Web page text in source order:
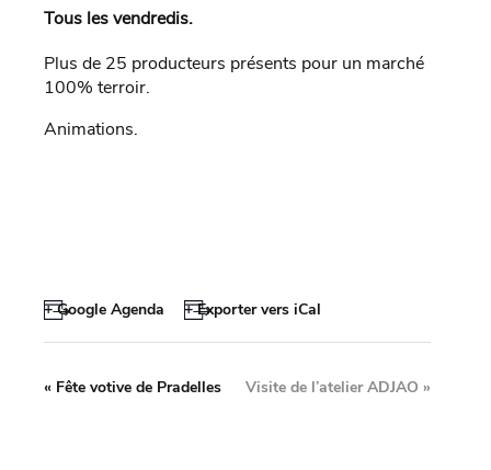
Tous les vendredis.
Plus de 25 producteurs présents pour un marché
100% terroir.
Animations.
+ Google Agenda + Exporter vers iCal
« Fête votive de Pradelles Visite de l’atelier ADJAO »